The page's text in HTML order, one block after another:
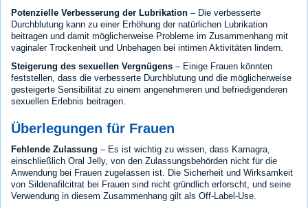
Potenzielle Verbesserung der Lubrikation – Die verbesserte
Durchblutung kann zu einer Erhöhung der natürlichen Lubrikation
beitragen und damit möglicherweise Probleme im Zusammenhang mit
vaginaler Trockenheit und Unbehagen bei intimen Aktivitäten lindern.
Steigerung des sexuellen Vergnügens – Einige Frauen könnten
feststellen, dass die verbesserte Durchblutung und die möglicherweise
gesteigerte Sensibilität zu einem angenehmeren und befriedigenderen
sexuellen Erlebnis beitragen.
Überlegungen für Frauen
Fehlende Zulassung – Es ist wichtig zu wissen, dass Kamagra,
einschließlich Oral Jelly, von den Zulassungsbehörden nicht für die
Anwendung bei Frauen zugelassen ist. Die Sicherheit und Wirksamkeit
von Sildenafilcitrat bei Frauen sind nicht gründlich erforscht, und seine
Verwendung in diesem Zusammenhang gilt als Off-Label-Use.